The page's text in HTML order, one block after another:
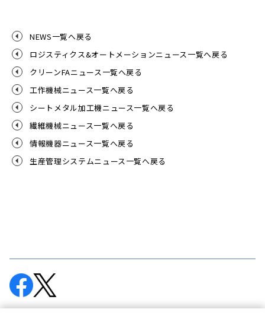
NEWS一覧へ戻る
ロジスティクス&オートメーションニュース一覧へ戻る
クリーンFAニュース一覧へ戻る
工作機械ニュース一覧へ戻る
シートメタル加工機ニュース一覧へ戻る
繊維機械ニュース一覧へ戻る
情報機器ニュース一覧へ戻る
生産管理システムニュース一覧へ戻る